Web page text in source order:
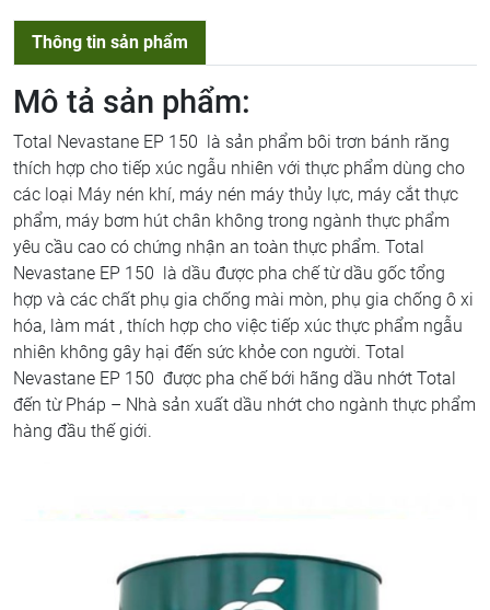
Thông tin sản phẩm
Mô tả sản phẩm:
Total Nevastane EP 150 là sản phẩm bôi trơn bánh răng
thích hợp cho tiếp xúc ngẫu nhiên với thực phẩm dùng cho
các loại Máy nén khí, máy nén máy thủy lực, máy cắt thực
phẩm, máy bơm hút chân không trong ngành thực phẩm
yêu cầu cao có chứng nhận an toàn thực phẩm. Total
Nevastane EP 150 là dầu được pha chế từ dầu gốc tổng
hợp và các chất phụ gia chống mài mòn, phụ gia chống ô xi
hóa, làm mát , thích hợp cho việc tiếp xúc thực phẩm ngẫu
nhiên không gây hại đến sức khỏe con người. Total
Nevastane EP 150 được pha chế bới hãng dầu nhớt Total
đến từ Pháp – Nhà sản xuất dầu nhớt cho ngành thực phẩm
hàng đầu thế giới.